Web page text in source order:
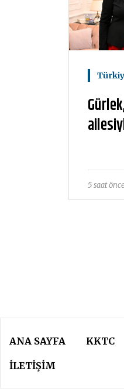
5 saat önce
ANA SAYFA KKTC
İLETİŞİM